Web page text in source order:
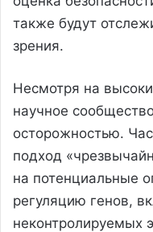
также будут
зрения.
Несмотря на
научное
осторожностью.
подход
на потенциальные
регуляцию генов,
неконтролируемых